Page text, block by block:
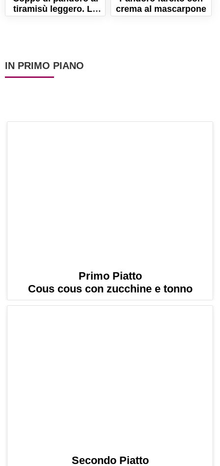
tiramisù leggero. La
ricetta facile e golosa!
crema al mascarpone
IN PRIMO PIANO
Primo Piatto
Cous cous con zucchine e tonno
Secondo Piatto